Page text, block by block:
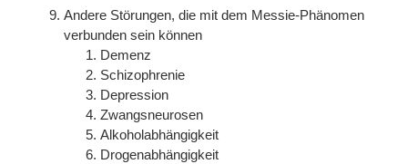
Andere Störungen, die mit dem Messie-Phänomen
verbunden sein können
Demenz
Schizophrenie
Depression
Zwangsneurosen
Alkoholabhängigkeit
Drogenabhängigkeit